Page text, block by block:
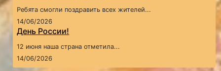
Ребята смогли поздравить всех жителей...
14/06/2026
День России!
12 июня наша страна отметила...
14/06/2026